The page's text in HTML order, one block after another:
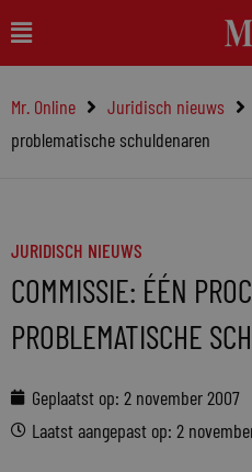
naar
inhoud
Main
Menu
Mr. Online Juridisch nieuws
problematische schuldenaren
JURIDISCH NIEUWS
COMMISSIE: ÉÉN
PROBLEMATISCHE
Geplaatst op: 2 november 2007
Laatst aangepast op: 2